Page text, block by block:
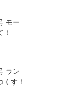
モー
！
ラン
す！